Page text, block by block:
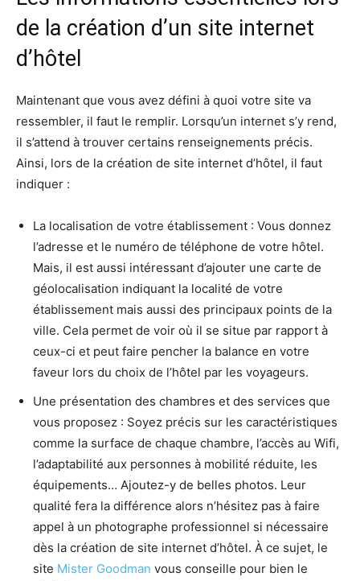
de la création d’un site internet
d’hôtel
Maintenant que vous avez défini à quoi votre site va
ressembler, il faut le remplir. Lorsqu’un internet s’y rend,
il s’attend à trouver certains renseignements précis.
Ainsi, lors de la création de site internet d’hôtel, il faut
indiquer :
La localisation de votre établissement : Vous donnez
l’adresse et le numéro de téléphone de votre hôtel.
Mais, il est aussi intéressant d’ajouter une carte de
géolocalisation indiquant la localité de votre
établissement mais aussi des principaux points de la
ville. Cela permet de voir où il se situe par rapport à
ceux-ci et peut faire pencher la balance en votre
faveur lors du choix de l’hôtel par les voyageurs.
Une présentation des chambres et des services que
vous proposez : Soyez précis sur les caractéristiques
comme la surface de chaque chambre, l’accès au Wifi,
l’adaptabilité aux personnes à mobilité réduite, les
équipements… Ajoutez-y de belles photos. Leur
qualité fera la différence alors n’hésitez pas à faire
appel à un photographe professionnel si nécessaire
dès la création de site internet d’hôtel. À ce sujet, le
site Mister Goodman vous conseille pour bien le